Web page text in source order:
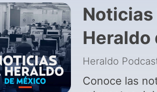
Noticias
Heraldo
México
Heraldo
Conoce las